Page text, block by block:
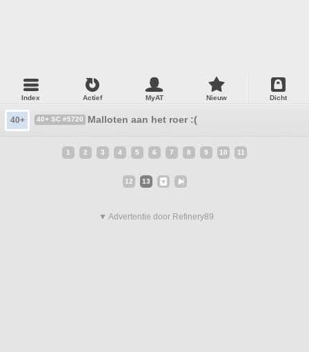
Index Actief MyAT Nieuw Dicht
40+ 40+ SC #5720 Malloten aan het roer :(
1 2 3 4 5 6 7 8 9 10 11
12 13
▼ Advertentie door Refinery89